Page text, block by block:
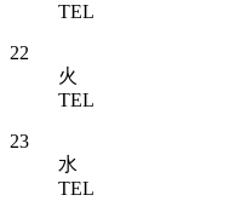
TEL
22
火
TEL
23
水
TEL